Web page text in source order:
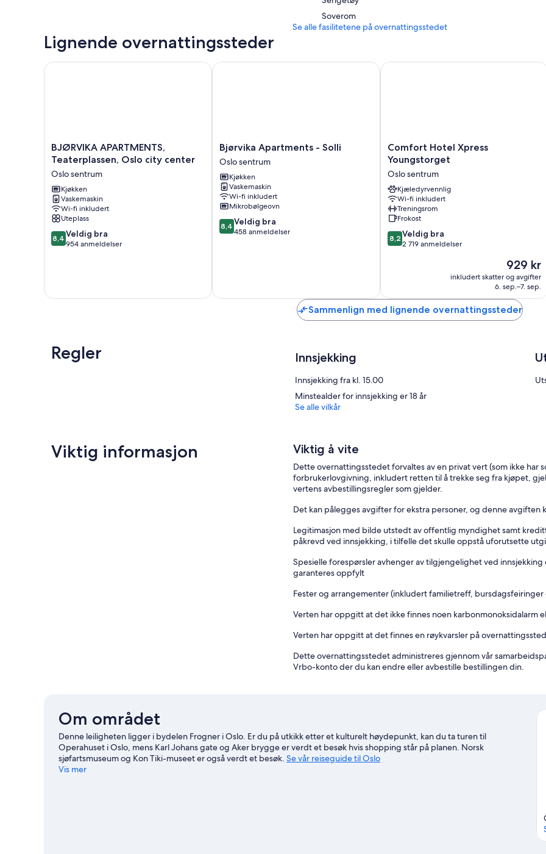
Soverom
Se alle fasilitetene på overnattingsstedet
Lignende overnattingssteder
BJØRVIKA
APARTMENTS,
Teaterplassen,
Oslo
city
center
Oslo
sentrum
BJØRVIKA APARTMENTS,
Teaterplassen, Oslo city center
Oslo sentrum
Kjøkken
Vaskemaskin
Wi-fi inkludert
Uteplass
8.4
av
anmeldelser
8,4 Veldig bra
954 anmeldelser
BJØRVIKA APARTMENTS, Teaterplassen, Oslo city center
Bjørvika
Apartments
-
Solli
Oslo
sentrum
Bjørvika Apartments - Solli
Oslo sentrum
Kjøkken
Vaskemaskin
Wi-fi inkludert
Mikrobølgeovn
8.4
av
8,4 Veldig bra
458 anmeldelser
Bjørvika Apartments - Solli
Comfort
Hotel
Xpress
Youngstorget
Oslo
sentrum
Comfort Hotel Xpress
Youngstorget
Oslo sentrum
Kjæledyrvennlig
Wi-fi inkludert
Treningsrom
Frokost
8.2
av
anmeldelser
8,2 Veldig bra
2 719 anmeldelser
Prisen
er
929 kr
929 kr
inkludert skatter og avgifter
6. sep.–7. sep.
Comfort Hotel Xpress Youngstorget
Sammenlign med lignende overnattingssteder
Regler Innsjekking
Innsjekking fra kl. 15.00
Minstealder for innsjekking er 18 år
Se alle vilkår
Viktig informasjon Viktig å vite
Dette overnattingsstedet forvaltes av en privat vert (som ikke har
forbrukerlovgivning, inkludert retten til å trekke seg fra kjøpet,
vertens avbestillingsregler som gjelder.
Det kan pålegges avgifter for ekstra personer, og denne
Legitimasjon med bilde utstedt av offentlig myndighet samt
påkrevd ved innsjekking, i tilfelle det skulle oppstå uforutsette
Spesielle forespørsler avhenger av tilgjengelighet ved
garanteres oppfylt
Fester og arrangementer (inkludert familietreff,
Verten har oppgitt at det ikke finnes noen karbonmonoksidalarm
Verten har oppgitt at det finnes en røykvarsler på
Dette overnattingsstedet administreres gjennom vår
Vrbo-konto der du kan endre eller avbestille bestillingen din.
Om området
Denne leiligheten ligger i bydelen Frogner i Oslo. Er du på utkikk etter et kulturelt høydepunkt, kan du ta turen til
Operahuset i Oslo, mens Karl Johans gate og Aker brygge er verdt et besøk hvis shopping står på planen. Norsk
sjøfartsmuseum og Kon Tiki-museet er også verdt et besøk. Se vår reiseguide til Oslo
Vis mer